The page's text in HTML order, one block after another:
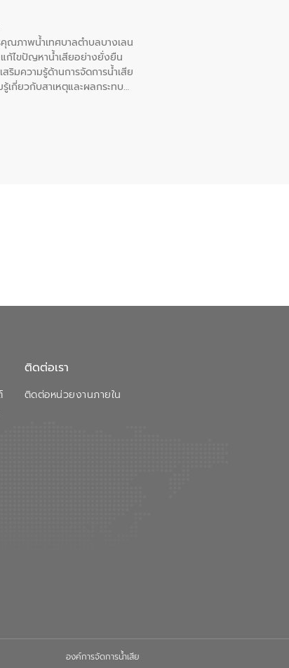
ณภาพน้ำเทศบาลตำบลบางเลน
ก้ไขปัญหาน้ำเสียอย่างยั่งยืน
มความรู้ด้านการจัดการน้ำเสีย
เกี่ยวกับสาเหตุและผลกระทบ
บลบางเลน จังหวัดนครปฐม
ติดต่อเรา
ติดต่อหน่วยงานภายใน
องค์การจัดการน้ำเสีย